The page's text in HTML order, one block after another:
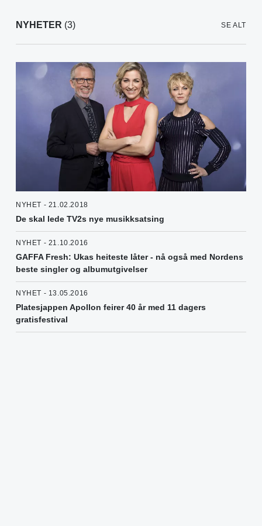
NYHETER (3) SE ALT
NYHET - 21.02.2018
De skal lede TV2s nye musikksatsing
NYHET - 21.10.2016
GAFFA Fresh: Ukas heiteste låter - nå også med Nordens
beste singler og albumutgivelser
NYHET - 13.05.2016
Platesjappen Apollon feirer 40 år med 11 dagers
gratisfestival